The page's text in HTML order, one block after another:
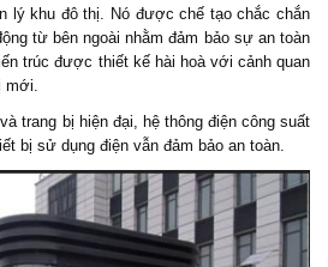
lý khu đô thị. Nó được chế tạo chắc chắn
từ bên ngoài nhằm đảm bảo sự an toàn
trúc được thiết kế hài hoà với cảnh quan
mới.
trang bị hiện đại, hệ thông điện công suất
bị sử dụng điện vẫn đảm bảo an toàn.